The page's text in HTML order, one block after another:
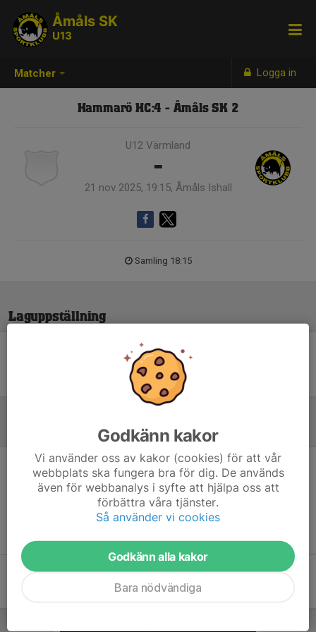
Matcher Logga in
Åmåls SK
U13
Hammarö HC:4 - Åmåls SK 2
U12 Värmland
-
21 nov 2025, 19:15, Åmåls Ishall
Samling 18:15
Laguppställning
Ingen uppställning ifylld
Inget referat skrivet
Godkänn kakor
Vi använder oss av kakor (cookies) för att vår
webbplats ska fungera bra för dig. De används
även för webbanalys i syfte att hjälpa oss att
förbättra våra tjänster.
Så använder vi cookies
Godkänn alla kakor
Bara nödvändiga